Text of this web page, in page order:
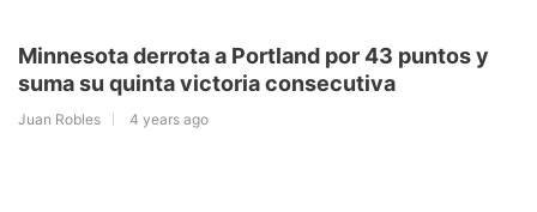
Minnesota derrota a Portland por 43 puntos y
suma su quinta victoria consecutiva
Juan Robles 4 years ago